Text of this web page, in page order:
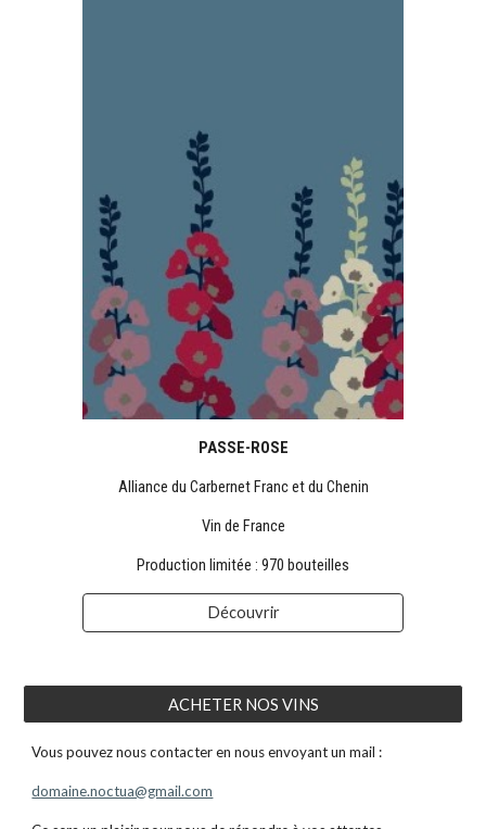
PASSE-ROSE
Alliance du Carbernet Franc et du Chenin
Vin de France
Production limitée : 970 bouteilles
Découvrir
ACHETER NOS VINS
Vous pouvez nous contacter en nous envoyant un mail :
domaine.noctua@gmail.com